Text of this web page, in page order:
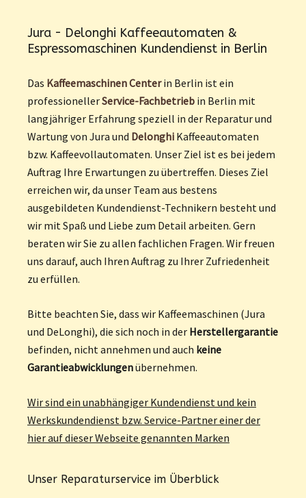
Jura - Delonghi Kaffeeautomaten &
Espressomaschinen Kundendienst in Berlin
Das Kaffeemaschinen Centerin Berlin ist ein
professionellerService-Fachbetrieb in Berlin mit
langjähriger Erfahrung speziell in der Reparatur und
Wartung von Jura und Delonghi Kaffeeautomaten
bzw. Kaffeevollautomaten. Unser Ziel ist es bei jedem
Auftrag Ihre Erwartungen zu übertreffen. Dieses Ziel
erreichen wir, da unser Team aus bestens
ausgebildeten Kundendienst-Technikern besteht und
wir mit Spaß und Liebe zum Detail arbeiten. Gern
beraten wir Sie zu allen fachlichen Fragen. Wir freuen
uns darauf, auch Ihren Auftrag zu Ihrer Zufriedenheit
zu erfüllen.
Bitte beachten Sie, dass wir Kaffeemaschinen (Jura
und DeLonghi), die sich noch in der Herstellergarantie
befinden, nicht annehmen und auch keine
Garantieabwicklungenübernehmen.
Wir sind ein unabhängiger Kundendienst und kein
Werkskundendienst bzw. Service-Partner einer der
hier auf dieser Webseite genannten Marken
Unser Reparaturservice im Überblick